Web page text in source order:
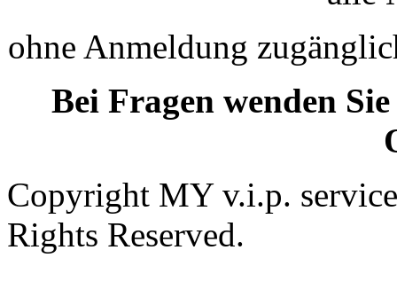
ohne Anmeldung
Bei Fragen wenden
Copyright MY v.i.p.
Rights Reserved.